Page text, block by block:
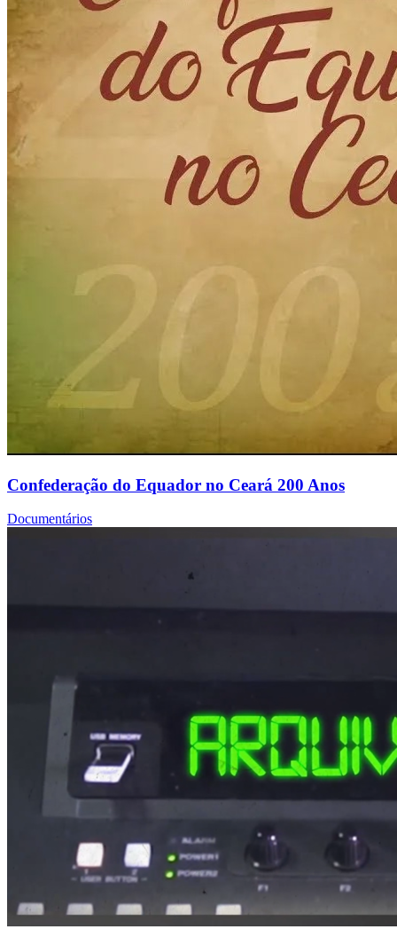
Confederação do Equador no Ceará 200 Anos
Documentários